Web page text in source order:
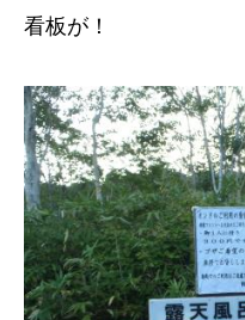
看板が！